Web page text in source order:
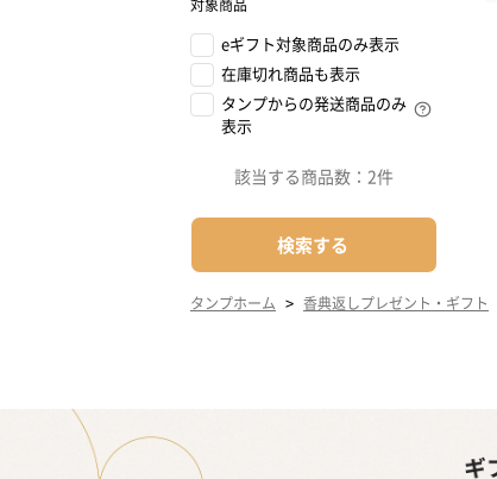
対象商品
eギフト対象商品のみ表示
在庫切れ商品も表示
タンプからの発送商品のみ
表示
該当する商品数： 2件
検索する
タンプホーム > 香典返しプレゼント・ギフト